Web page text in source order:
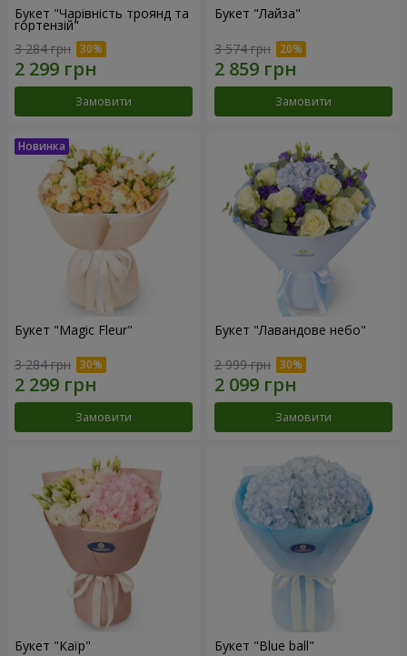
Букет "Чарівність троянд та
гортензій"
3 284 грн
Замовити
Букет "Лайза"
3 574 грн
Замовити
Букет "Magic Fleur"
3 284 грн
Замовити
Букет "Лавандове небо"
2 999 грн
Замовити
Букет "Каїр" Букет "Blue ball"